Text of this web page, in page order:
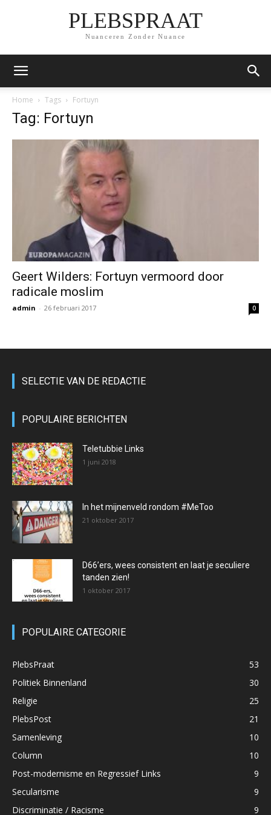
PLEBSPRAAT
Nuanceren Zonder Nuance
Home Tags Fortuyn
Tag: Fortuyn
Geert Wilders: Fortuyn vermoord door
radicale moslim
admin - 26 februari 2017 0
SELECTIE VAN DE REDACTIE
POPULAIRE BERICHTEN
Teletubbie Links
1 juni 2018
In het mijnenveld rondom #MeToo
21 oktober 2017
D66’ers, wees consistent en laat je seculiere
tanden zien!
1 oktober 2017
POPULAIRE CATEGORIE
PlebsPraat
53
Politiek Binnenland
30
Religie
25
PlebsPost
21
Samenleving
10
Column
10
Post-modernisme en Regressief Links
9
Secularisme
9
Discriminatie / Racisme
9